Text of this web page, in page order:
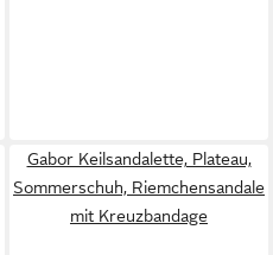
Gabor Keilsandalette, Plateau,
Sommerschuh, Riemchensandale
mit Kreuzbandage